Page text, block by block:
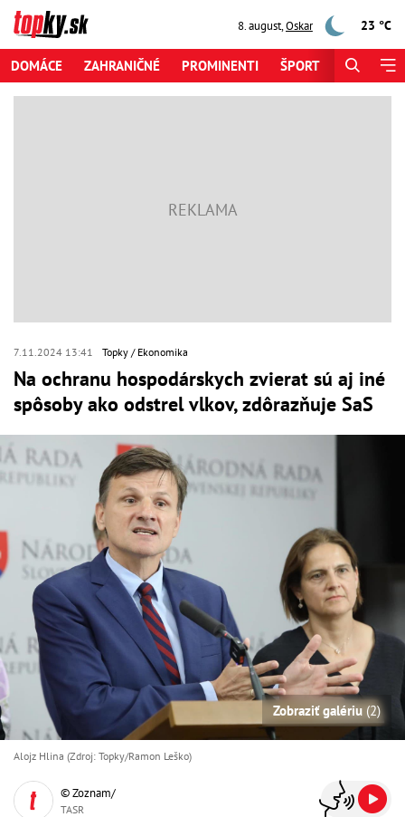
8. august,Oskar 23 °C
DOMÁCE ZAHRANIČNÉ PROMINENTI ŠPORT
7.11.2024 13:41 Topky Ekonomika
Na ochranu hospodárskych zvierat sú aj iné
spôsoby ako odstrel vlkov, zdôrazňuje SaS
Zobraziť galériu (2)
Alojz Hlina (Zdroj: Topky/Ramon Leško)
© Zoznam/
TASR